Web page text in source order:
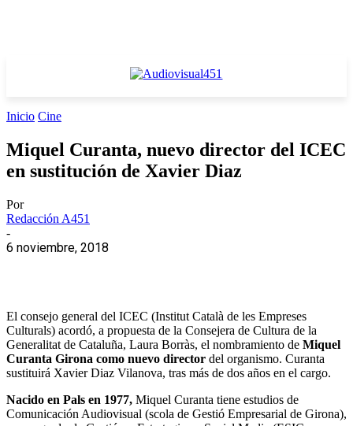
Inicio Cine
Miquel Curanta, nuevo director del ICEC
en sustitución de Xavier Diaz
Por
Redacción A451
-
6 noviembre, 2018
El consejo general del ICEC (Institut Català de les Empreses
Culturals) acordó, a propuesta de la Consejera de Cultura de la
Generalitat de Cataluña, Laura Borràs, el nombramiento de Miquel
Curanta Girona como nuevo director del organismo. Curanta
sustituirá Xavier Diaz Vilanova, tras más de dos años en el cargo.
Nacido en Pals en 1977, Miquel Curanta tiene estudios de
Comunicación Audiovisual (scola de Gestió Empresarial de Girona),